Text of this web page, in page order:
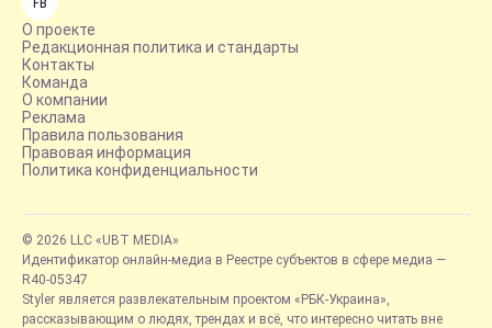
FB
О проекте
Редакционная политика и стандарты
Контакты
Команда
О компании
Реклама
Правила пользования
Правовая информация
Политика конфиденциальности
© 2026 LLC «UBT MEDIA»
Идентификатор онлайн-медиа в Реестре субъектов в сфере медиа —
R40-05347
Styler является развлекательным проектом «РБК-Украина»,
рассказывающим о людях, трендах и всё, что интересно читать вне